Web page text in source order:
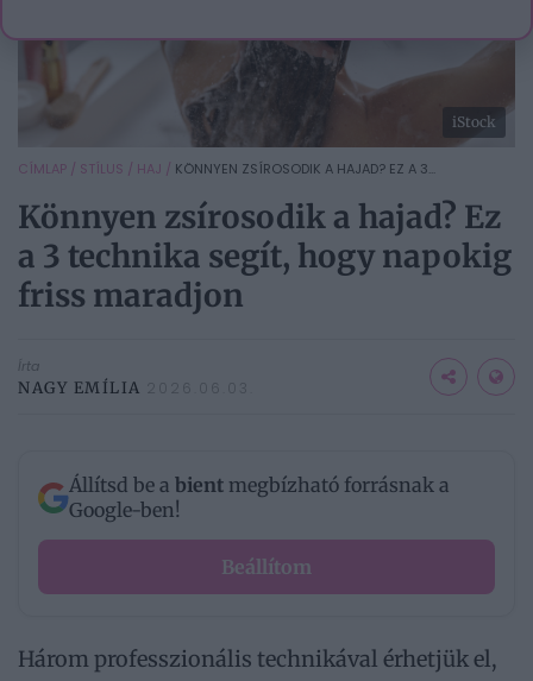
iStock
CÍMLAP / STÍLUS / HAJ / KÖNNYEN ZSÍROSODIK A HAJAD? EZ A 3...
Könnyen zsírosodik a hajad? Ez
a 3 technika segít, hogy napokig
friss maradjon
Írta
NAGY EMÍLIA 2026.06.03.
Állítsd be a bient megbízható forrásnak a
Google-ben!
Beállítom
Három professzionális technikával érhetjük el,